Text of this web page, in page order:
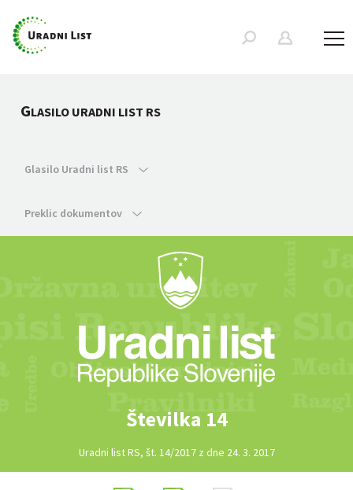
GLASILO URADNI LIST RS
Glasilo Uradni list RS
Preklic dokumentov
Številka 14
Uradni list RS, št. 14/2017 z dne 24. 3. 2017